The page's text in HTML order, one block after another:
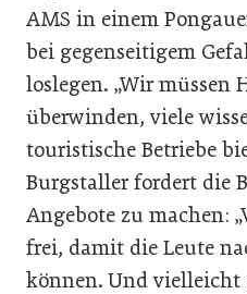
AMS in einem
bei gegenseitigem
loslegen. „Wir müssen
überwinden, viele
touristische Betriebe
Burgstaller fordert die
Angebote zu machen:
frei, damit die Leute
können. Und vielleicht